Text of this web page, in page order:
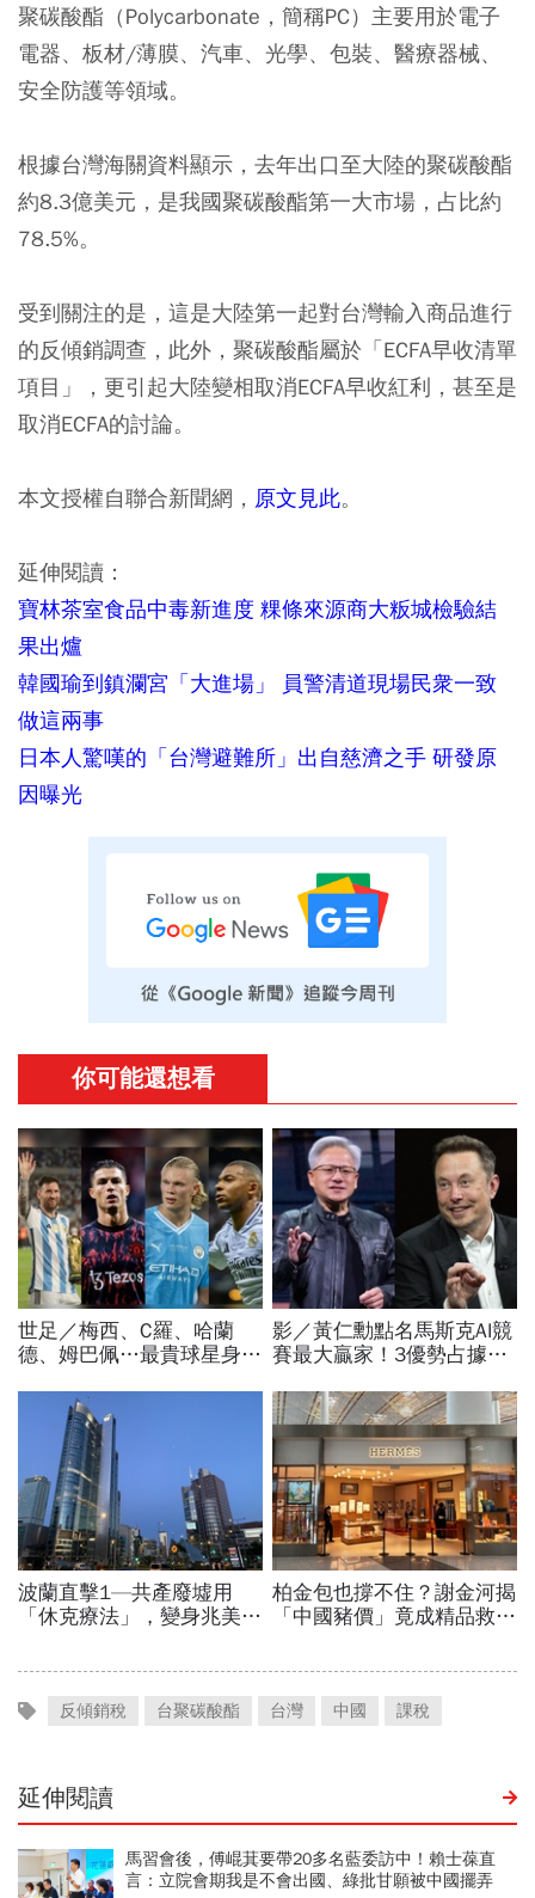
聚碳酸酯（Polycarbonate，簡稱PC）主要用於電子
電器、板材/薄膜、汽車、光學、包裝、醫療器械、
安全防護等領域。
根據台灣海關資料顯示，去年出口至大陸的聚碳酸酯
約8.3億美元，是我國聚碳酸酯第一大市場，占比約
78.5%。
受到關注的是，這是大陸第一起對台灣輸入商品進行
的反傾銷調查，此外，聚碳酸酯屬於「ECFA早收清單
項目」，更引起大陸變相取消ECFA早收紅利，甚至是
取消ECFA的討論。
本文授權自聯合新聞網， 原文見此。
延伸閱讀：
寶林茶室食品中毒新進度 粿條來源商大粄城檢驗結
果出爐
韓國瑜到鎮瀾宮「大進場」 員警清道現場民衆一致
做這兩事
日本人驚嘆的「台灣避難所」出自慈濟之手 研發原
因曝光
反傾銷稅 台聚碳酸酯 台灣 中國 課稅
延伸閱讀
馬習會後，傅崐萁要帶20多名藍委訪中！賴士葆直
言：立院會期我是不會出國、綠批甘願被中國擺弄